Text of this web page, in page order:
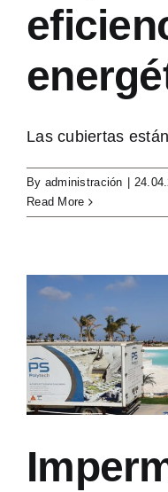
Las cubiertas
By administración
Read More